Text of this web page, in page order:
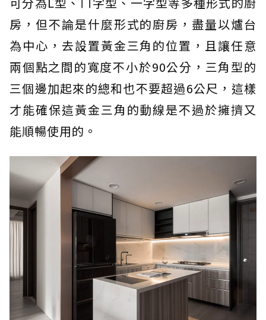
房，但不論是什麼形式的廚房，盡量以爐台
為中心，去設置黃金三角的位置，且讓任意
兩個點之間的寬度不小於90公分，三角型的
三個邊加起來的總和也不要超過6公尺，這樣
才能確保這黃金三角的動線是不過於擁擠又
能順暢使用的。